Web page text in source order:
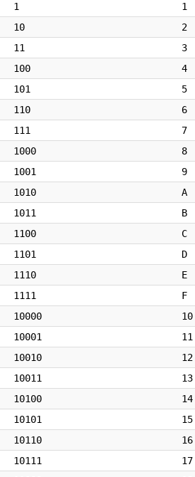
1
1
10
2
11
3
100
4
101
5
110
6
111
7
1000
8
1001
9
1010
A
1011
B
1100
C
1101
D
1110
E
1111
F
10000
10
10001
11
10010
12
10011
13
10100
14
10101
15
10110
16
10111
17